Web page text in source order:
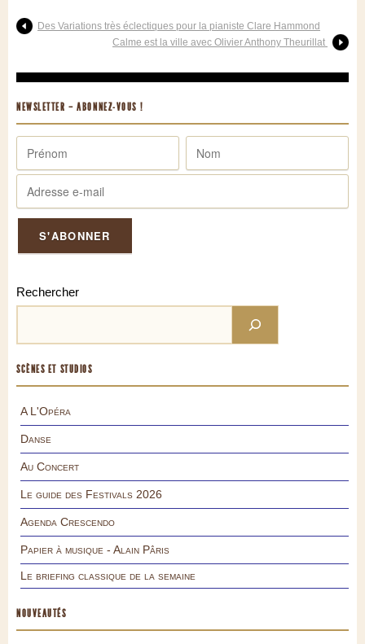
Des Variations très éclectiques pour la pianiste Clare Hammond
Calme est la ville avec Olivier Anthony Theurillat
NEWSLETTER – ABONNEZ-VOUS !
Rechercher
SCÈNES ET STUDIOS
A L'Opéra
Danse
Au Concert
Le guide des Festivals 2026
Agenda Crescendo
Papier à musique - Alain Pâris
Le briefing classique de la semaine
NOUVEAUTÉS